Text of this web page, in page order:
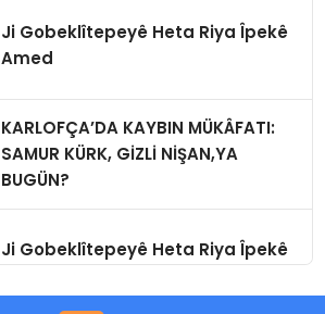
Ji Gobeklîtepeyê Heta Riya Îpekê
Amed
KARLOFÇA’DA KAYBIN MÜKÂFATI:
SAMUR KÜRK, GİZLİ NİŞAN,YA
BUGÜN?
Ji Gobeklîtepeyê Heta Riya Îpekê